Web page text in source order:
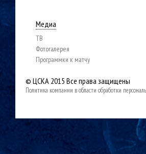
Медиа
ТВ
Фотогалерея
Программки к матчу
© ЦСКА 2015 Все права защищены
Политика компании в области обработки